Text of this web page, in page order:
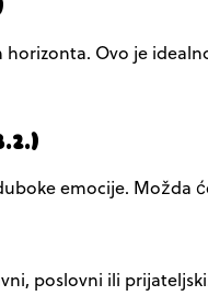
Ovo je
emocije. Možda
poslovni ili